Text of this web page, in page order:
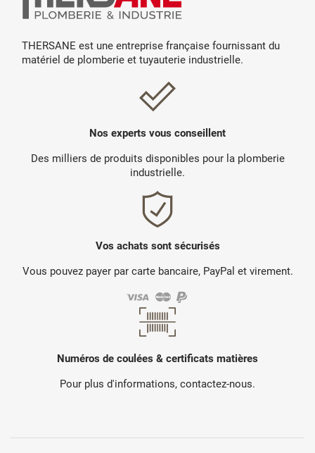
THERSANE est une entreprise française fournissant du
matériel de plomberie et tuyauterie industrielle.
Nos experts vous conseillent
Des milliers de produits disponibles pour la plomberie
industrielle.
Vos achats sont sécurisés
Vous pouvez payer par carte bancaire, PayPal et virement.
Numéros de coulées & certificats matières
Pour plus d'informations, contactez-nous.